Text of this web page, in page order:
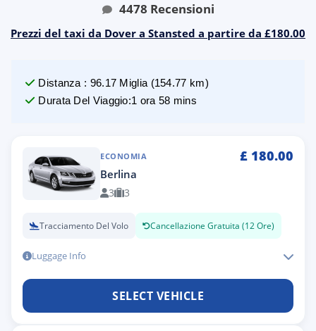
4478 Recensioni
Prezzi del taxi da Dover a Stansted a partire da £180.00
Distanza : 96.17 Miglia (154.77 km)
Durata Del Viaggio:1 ora 58 mins
ECONOMIA £ 180.00
Berlina
3 3
Tracciamento Del Volo Cancellazione Gratuita (12 Ore)
Luggage Info
SELECT VEHICLE